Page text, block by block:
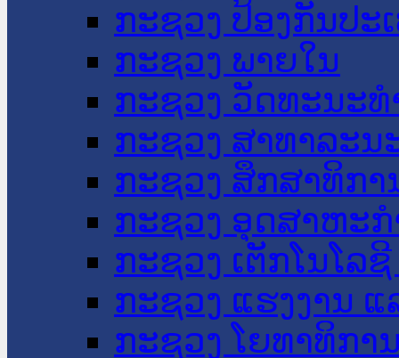
ກະຊວງ ປ້ອງກັນປະ
ກະຊວງ ພາຍໃນ
ກະຊວງ ວັດທະນະ
ກະຊວງ ສາທາລະນ
ກະຊວງ ສຶກສາທິກາ
ກະຊວງ ອຸດສາຫະ
ກະຊວງ ເຕັກໂນໂລ
ກະຊວງ ແຮງງານ
ກະຊວງ ໂຍທາທິກາ